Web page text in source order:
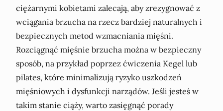
ciężarnymi kobietami zalecają, aby zrezygnować z
wciągania brzucha na rzecz bardziej naturalnych i
bezpiecznych metod wzmacniania mięśni.
Rozciągnąć mięśnie brzucha można w bezpieczny
sposób, na przykład poprzez ćwiczenia Kegel lub
pilates, które minimalizują ryzyko uszkodzeń
mięśniowych i dysfunkcji narządów. Jeśli jesteś w
takim stanie ciąży, warto zasięgnąć porady